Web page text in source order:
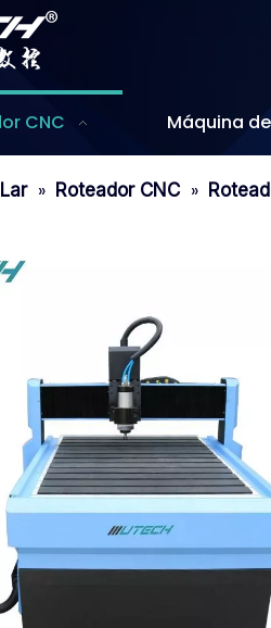
CNC Máquina
Lar » Roteador CNC »